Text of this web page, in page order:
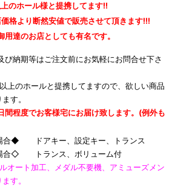
のホール様と提携してます!!
格より断然安値で販売させて頂きます!!!
達のお店としても有名です。
び納期等はご注文前にお気軽にお問合せ下さ
上のホールと提携してますので、欲しい商品
す。
間程度でお客様宅にお届け致します。(例外も
合◆ ドアキー、設定キー、トランス
合◇ トランス、ボリューム付
オート加工、メダル不要機、アミューズメン
す。